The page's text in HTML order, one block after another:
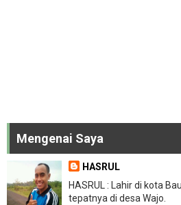
Mengenai Saya
HASRUL
HASRUL : Lahir di kota
tepatnya di desa Wajo.